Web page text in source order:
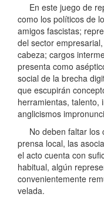
En este juego de
como los políticos de
amigos fascistas;
del sector
cabeza; cargos
presenta como
social de la brecha
que escupirán
herramientas, talento,
anglicismos
No deben faltar los
prensa local, las
el acto cuenta con
habitual, algún
convenientemente
velada.